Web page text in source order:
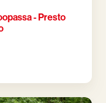
- Presto